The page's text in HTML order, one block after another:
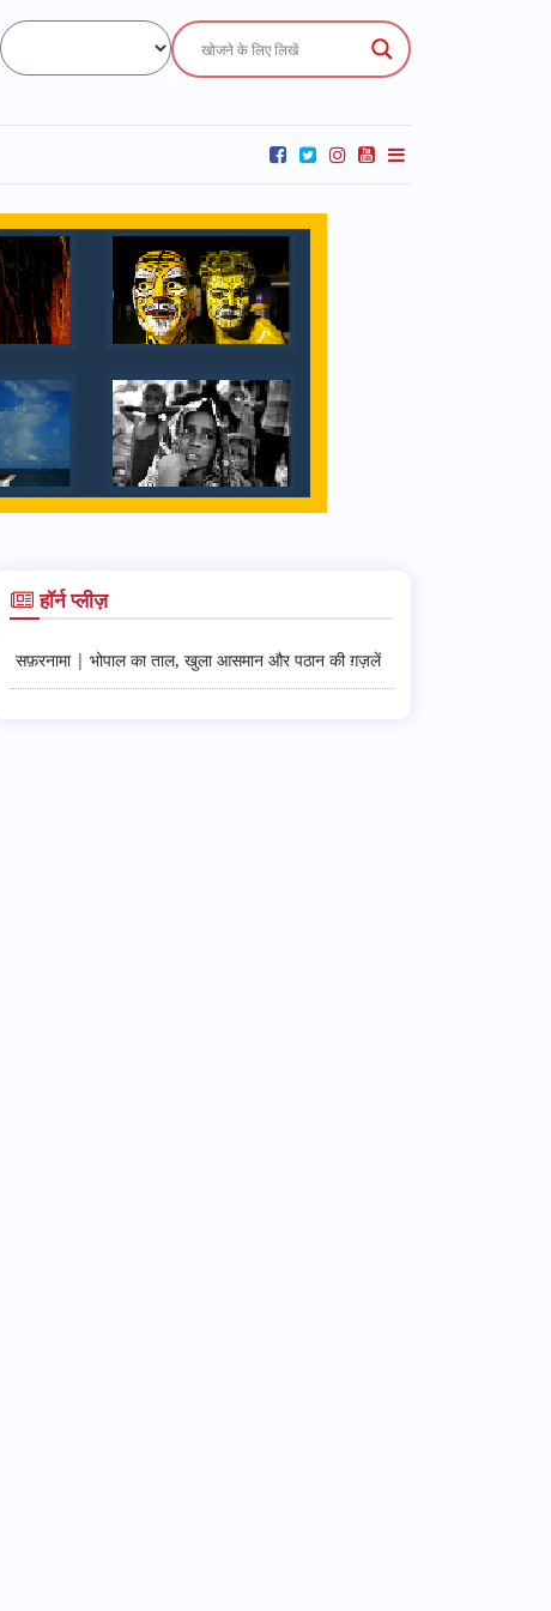
हॉर्न प्लीज़
सफ़रनामा | भोपाल का ताल, खुला आसमान और पठान की ग़ज़लें